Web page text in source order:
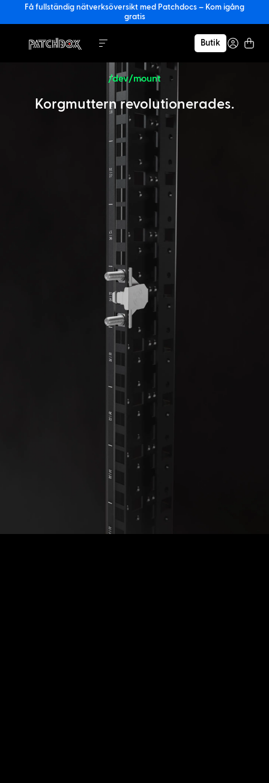
Få fullständig nätverksöversikt med Patchdocs – Kom igång
gratis
Butik
/dev/mount
Korgmuttern revolutionerades.